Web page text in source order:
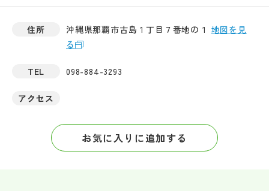
学校からのお知らせ
特集
NettyLandかわら版
住所 沖縄県那覇市古島１丁目７番地の１ 地図を見
る
TEL 098-884-3293
アクセス
お気に入りに追加する